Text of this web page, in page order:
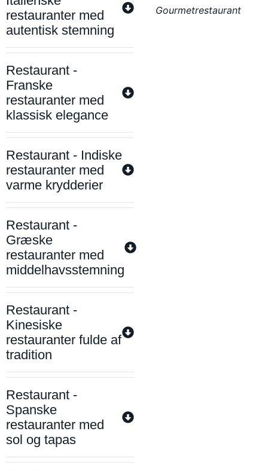
restauranter med
autentisk stemning
Restaurant -
Franske
restauranter med
klassisk elegance
Restaurant - Indiske
restauranter med
varme krydderier
Restaurant -
Græske
restauranter med
middelhavsstemning
Restaurant -
Kinesiske
restauranter fulde af
tradition
Restaurant -
Spanske
restauranter med
sol og tapas
Gourmetrestaurant